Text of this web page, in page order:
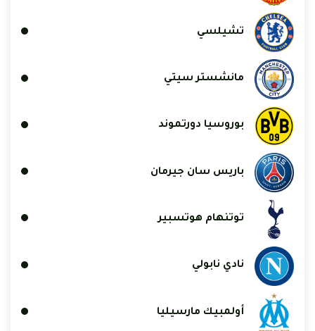
تشيلسي
مانشستر سيتي
بوروسيا دورتموند
باريس سان جيرمان
توتنهام هوتسبير
نادي نابولي
أولمبيك مارسيليا